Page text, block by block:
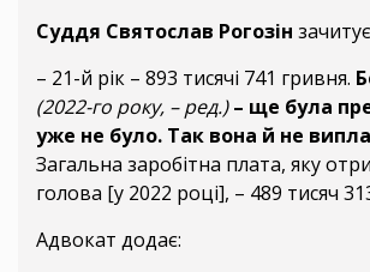
Суддя Святослав Рогозін
– 21-й рік – 893 тисячі 741 гривня.
(2022-го року, – ред.)– ще була
уже не було. Так вона й не
Загальна заробітна плата, яку
голова [у 2022 році], – 489 тисяч
Адвокат додає: